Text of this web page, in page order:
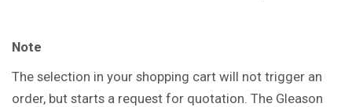
Note
The selection in your shopping cart will not trigger an
order, but starts a request for quotation. The Gleason